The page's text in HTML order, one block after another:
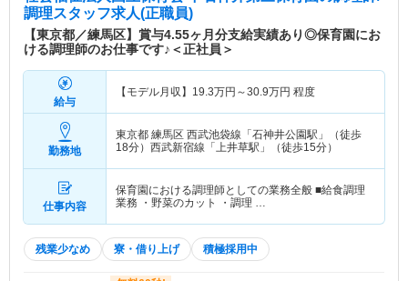
調理スタッフ求人(正職員)
【東京都／練馬区】賞与4.55ヶ月分支給実績あり◎保育園にお
ける調理師のお仕事です♪＜正社員＞
給与
【モデル月収】 19.3万円～30.9万円 程度
勤務地
東京都 練馬区 西武池袋線「石神井公園駅」（徒歩
18分）西武新宿線「上井草駅」（徒歩15分）
仕事内容
保育園における調理師としての業務全般 ■給食調理
業務 ・野菜のカット ・調理 …
残業少なめ 寮・借り上げ 積極採用中